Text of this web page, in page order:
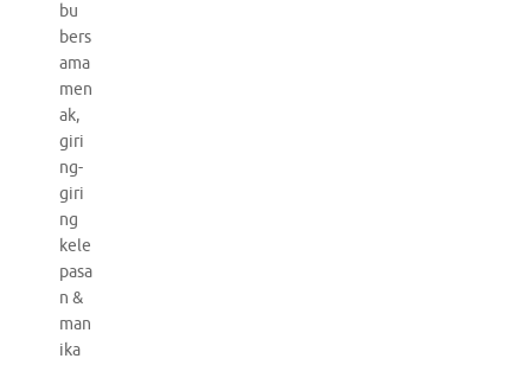
bu
bers
ama
men
ak,
giri
ng-
giri
ng
kele
pasa
n &
man
ika